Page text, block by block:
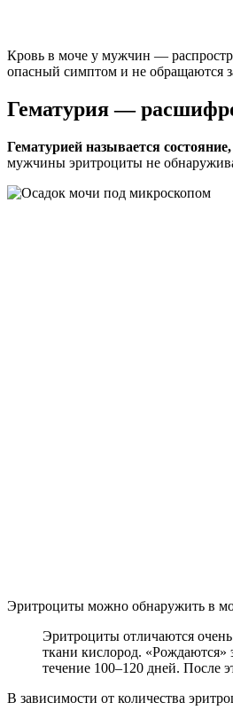
Кровь в моче у мужчин —
опасный симптом и не обращаются
Гематурия —
Гематурией называется
мужчины эритроциты не
Эритроциты можно обнаружить в
Эритроциты отличаются
ткани кислород.
течение 100–120 дней. После
В зависимости от количества